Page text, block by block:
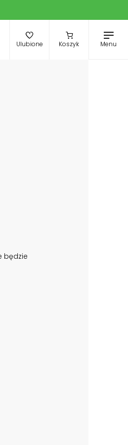
Ulubione Koszyk Menu
będzie